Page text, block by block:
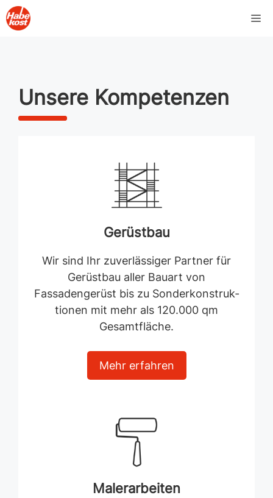
Zum
Inhalt
Unsere Kompetenzen
Gerüstbau
Wir sind Ihr zuverlässiger Partner für
Gerüstbau aller Bauart von
Fassadengerüst bis zu Sonder­konstruk­
tionen mit mehr als 120.000 qm
Gesamtfläche.
Mehr erfahren
Malerarbeiten